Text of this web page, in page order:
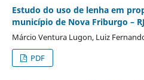
Estudo do uso de lenha em
município de Nova Friburgo – RJ
Márcio Ventura Lugon, Luiz
PDF